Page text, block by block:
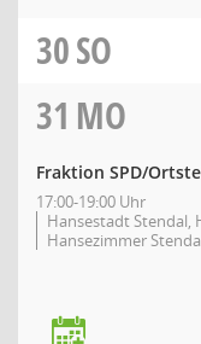
30SO
31 MO
Fraktion SPD/
17:00-19:00 Uhr
Hansestadt Stendal,
Hansezimmer